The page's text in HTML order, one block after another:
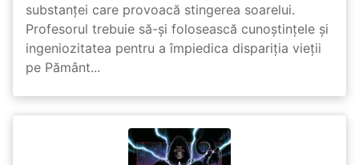
substanței care provoacă stingerea soarelui.
Profesorul trebuie să-și folosească cunoștințele și
ingeniozitatea pentru a împiedica dispariția vieții
pe Pământ...